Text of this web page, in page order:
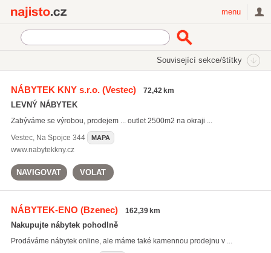
menu
Související sekce/štítky
Najisto.cz
rozkládací sedačky(39)
jídelní stoly (438)
NÁBYTEK KNY s.r.o.(Vestec) 72,42 km
LEVNÝ NÁBYTEK
Zabýváme se výrobou, prodejem ... outlet 2500m2 na okraji ...
Vestec, Na Spojce 344 MAPA
www.nabytekkny.cz
NAVIGOVAT VOLAT
NÁBYTEK-ENO (Bzenec) 162,39 km
Nakupujte nábytek pohodlně
Prodáváme nábytek online, ale máme také kamennou prodejnu v ...